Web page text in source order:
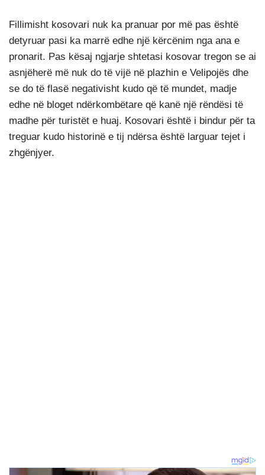
Fillimisht kosovari nuk ka pranuar por më pas është
detyruar pasi ka marrë edhe një kërcënim nga ana e
pronarit. Pas kësaj ngjarje shtetasi kosovar tregon se ai
asnjëherë më nuk do të vijë në plazhin e Velipojës dhe
se do të flasë negativisht kudo që të mundet, madje
edhe në bloget ndërkombëtare që kanë një rëndësi të
madhe për turistët e huaj. Kosovari është i bindur për ta
treguar kudo historinë e tij ndërsa është larguar tejet i
zhgënjyer.